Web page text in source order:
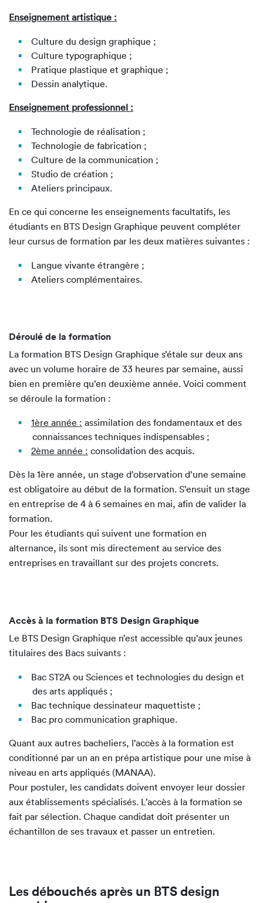
Enseignement artistique :
Culture du design graphique ;
Culture typographique ;
Pratique plastique et graphique ;
Dessin analytique.
Enseignement professionnel :
Technologie de réalisation ;
Technologie de fabrication ;
Culture de la communication ;
Studio de création ;
Ateliers principaux.
En ce qui concerne les enseignements facultatifs, les
étudiants en BTS Design Graphique peuvent compléter
leur cursus de formation par les deux matières suivantes :
Langue vivante étrangère ;
Ateliers complémentaires.
Déroulé de la formation
La formation BTS Design Graphique s’étale sur deux ans
avec un volume horaire de 33 heures par semaine, aussi
bien en première qu’en deuxième année. Voici comment
se déroule la formation :
1ère année : assimilation des fondamentaux et des
connaissances techniques indispensables ;
2ème année : consolidation des acquis.
Dès la 1ère année, un stage d’observation d’une semaine
est obligatoire au début de la formation. S’ensuit un stage
en entreprise de 4 à 6 semaines en mai, afin de valider la
formation.
Pour les étudiants qui suivent une formation en
alternance, ils sont mis directement au service des
entreprises en travaillant sur des projets concrets.
Accès à la formation BTS Design Graphique
Le BTS Design Graphique n’est accessible qu’aux jeunes
titulaires des Bacs suivants :
Bac ST2A ou Sciences et technologies du design et
des arts appliqués ;
Bac technique dessinateur maquettiste ;
Bac pro communication graphique.
Quant aux autres bacheliers, l’accès à la formation est
conditionné par un an en prépa artistique pour une mise à
niveau en arts appliqués (MANAA).
Pour postuler, les candidats doivent envoyer leur dossier
aux établissements spécialisés. L’accès à la formation se
fait par sélection. Chaque candidat doit présenter un
échantillon de ses travaux et passer un entretien.
Les débouchés après un BTS design